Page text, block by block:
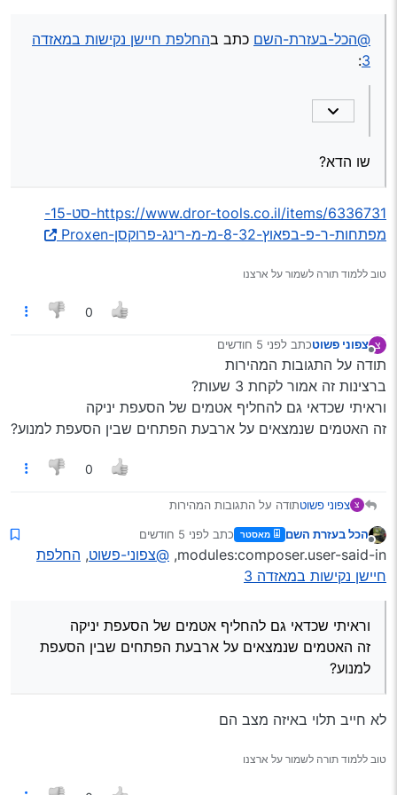
@הכל-בעזרת-השם כתב בהחלפת חיישן נקישות במאזדה
3
:
שו הדא?
https://www.dror-tools.co.il/items/6336731-סט-15-
מפתחות-ר-פ-בפאוץ-8-32-מ-מ-רינג-פרוקסן-Proxen
טוב ללמוד תורה לשמור על ארצנו
0
צ צפוני פשוטכתב לפני 5 חודשים
נערך לאחרונה על ידי
תודה על התגובות המהירות
ברצינות זה אמור לקחת 3 שעות?
וראיתי שכדאי גם להחליף אטמים של הסעפת יניקה
זה האטמים שנמצאים על ארבעת הפתחים שבין הסעפת למנוע?
0
צ צפוני פשוטתודה על התגובות המהירות
וראיתי שכדאי גם להחליף אטמים של הסעפת יניקה
זה האטמים שנמצאים על ארבעת הפתחים שבין הסעפת
למנוע?
מנותק
הכל בעזרת השם מאסטר כתב לפני 5 חודשים
נערך לאחרונה על ידי
modules:composer.user-said-in, @צפוני-פשוט, החלפת
חיישן נקישות במאזדה 3
וראיתי שכדאי גם להחליף אטמים של הסעפת יניקה
זה האטמים שנמצאים על ארבעת הפתחים שבין הסעפת
למנוע?
לא חייב תלוי באיזה מצב הם
טוב ללמוד תורה לשמור על ארצנו